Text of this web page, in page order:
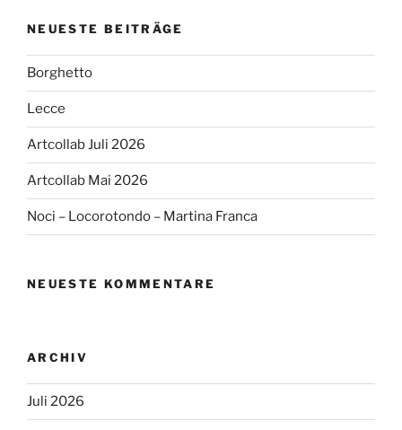
NEUESTE BEITRÄGE
Borghetto
Lecce
Artcollab Juli 2026
Artcollab Mai 2026
Noci – Locorotondo – Martina Franca
NEUESTE KOMMENTARE
ARCHIV
Juli 2026